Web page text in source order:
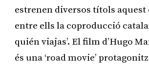
estrenen diversos títols aquest
entre ells la coproducció
quién viajas’. El film d’Hugo
és una ‘road movie’